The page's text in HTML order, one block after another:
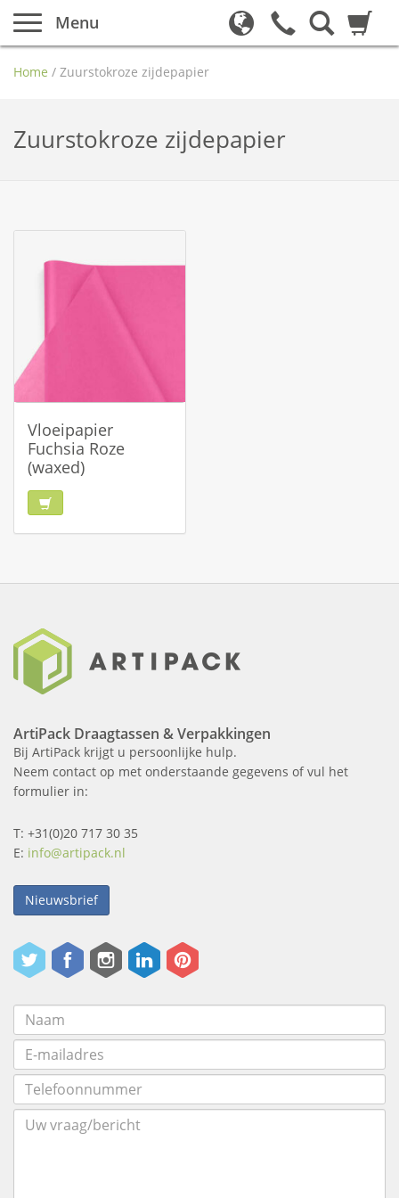
Menu
Home / Zuurstokroze zijdepapier
Zuurstokroze zijdepapier
Vloeipapier
Fuchsia Roze
(waxed)
ArtiPack Draagtassen & Verpakkingen
Bij ArtiPack krijgt u persoonlijke hulp.
Neem contact op met onderstaande gegevens of vul het
formulier in:
T: +31(0)20 717 30 35
E: info@artipack.nl
Nieuwsbrief